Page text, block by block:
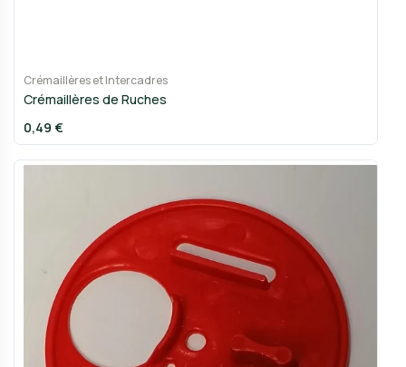
Crémaillères et Intercadres
Crémaillères de Ruches
0,49 €